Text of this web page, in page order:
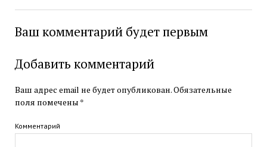
Ваш комментарий будет первым
Добавить комментарий
Ваш адрес email не будет опубликован.Обязательные
поля помечены *
Комментарий